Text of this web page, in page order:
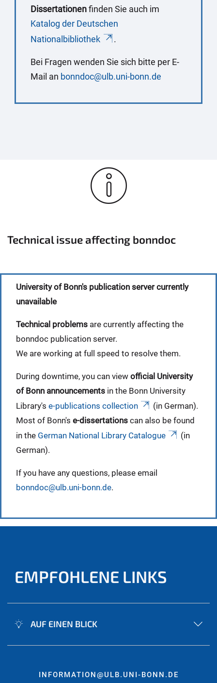
Dissertationenfinden Sie auch im
Katalog der Deutschen
Nationalbibliothek
.
Bei Fragen wenden Sie sich bitte per E-
Mail an bonndoc@ulb.uni-bonn.de
Technical issue affecting bonndoc
University of Bonn's publication server currently
unavailable
Technical problems are currently affecting the
bonndoc publication server.
We are working at full speed to resolve them.
During downtime, you can view official University
of Bonn announcements in the Bonn University
Library's e-publications collection
(in German).
Most of Bonn's e-dissertations can also be found
in the German National Library Catalogue
(in
German).
If you have any questions, please email
bonndoc@ulb.uni-bonn.de.
EMPFOHLENE LINKS
AUF EINEN BLICK
INFORMATION@ULB.UNI-BONN.DE